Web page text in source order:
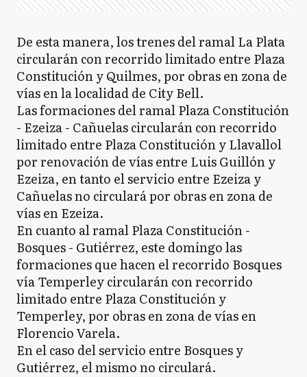
De esta manera, los trenes del ramal La Plata
circularán con recorrido limitado entre Plaza
Constitución y Quilmes, por obras en zona de
vías en la localidad de City Bell.
Las formaciones del ramal Plaza Constitución
- Ezeiza - Cañuelas circularán con recorrido
limitado entre Plaza Constitución y Llavallol
por renovación de vías entre Luis Guillón y
Ezeiza, en tanto el servicio entre Ezeiza y
Cañuelas no circulará por obras en zona de
vías en Ezeiza.
En cuanto al ramal Plaza Constitución -
Bosques - Gutiérrez, este domingo las
formaciones que hacen el recorrido Bosques
vía Temperley circularán con recorrido
limitado entre Plaza Constitución y
Temperley, por obras en zona de vías en
Florencio Varela.
En el caso del servicio entre Bosques y
Gutiérrez, el mismo no circulará.